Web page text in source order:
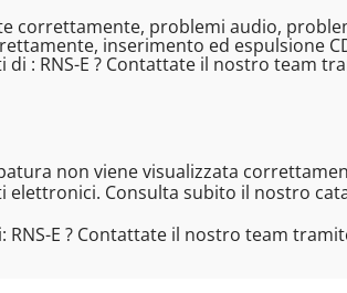
correttamente, problemi audio,
inserimento ed espulsione
: RNS-E ? Contattate il nostro team
non viene visualizzata
Consulta subito il nostro
E ? Contattate il nostro team